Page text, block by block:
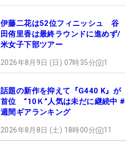
伊藤二花は52位フィニッシュ 谷
田侑里香は最終ラウンドに進めず/
米女子下部ツアー
2026年8月9日 (日) 07時35分 1
話題の新作を抑えて『G440 K』が
首位 “10Ｋ”人気は未だに継続中 #
週間ギアランキング
2026年8月8日 (土) 18時00分 11